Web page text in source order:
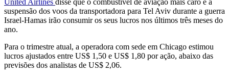
suspensão dos voos da transportadora para Tel Aviv durante a guerra
Israel-Hamas irão consumir os seus lucros nos últimos três meses do
ano.
Para o trimestre atual, a operadora com sede em Chicago estimou
lucros ajustados entre US$ 1,50 e US$ 1,80 por ação, abaixo das
previsões dos analistas de US$ 2,06.